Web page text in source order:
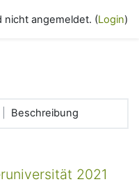
nicht angemeldet. (Login)
Beschreibung
2021